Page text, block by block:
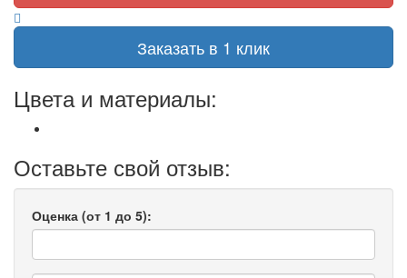
Заказать в 1 клик
Цвета и материалы:
Оставьте свой отзыв:
Оценка (от 1 до 5):